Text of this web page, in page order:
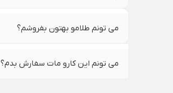
می تونم طلامو بهتون بفروشم؟
می تونم این کارو مات سفارش بدم؟